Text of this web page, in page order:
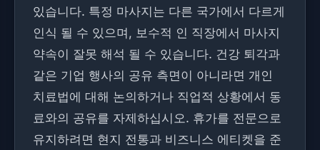
있습니다. 특정 마사지는 다른 국가에서 다르게
인식 될 수 있으며, 보수적 인 직장에서 마사지
약속이 잘못 해석 될 수 있습니다. 건강 퇴각과
같은 기업 행사의 공유 측면이 아니라면 개인
치료법에 대해 논의하거나 직업적 상황에서 동
료와의 공유를 자제하십시오. 휴가를 전문으로
유지하려면 현지 전통과 비즈니스 에티켓을 준